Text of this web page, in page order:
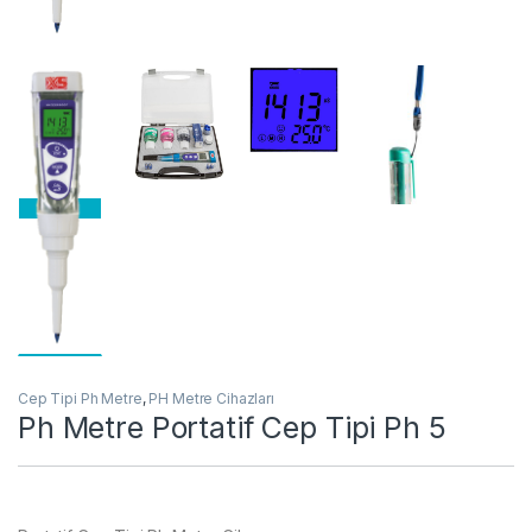
Cep Tipi Ph Metre, PH Metre Cihazları
Ph Metre Portatif Cep Tipi Ph 5